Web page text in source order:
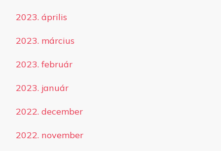
2023. április
2023. március
2023. február
2023. január
2022. december
2022. november